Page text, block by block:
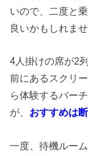
いので、二度と
良いかもしれませ
4人掛けの席が2
前にあるスクリ
ら体験するバー
が、 おすすめは
一度、待機ルー